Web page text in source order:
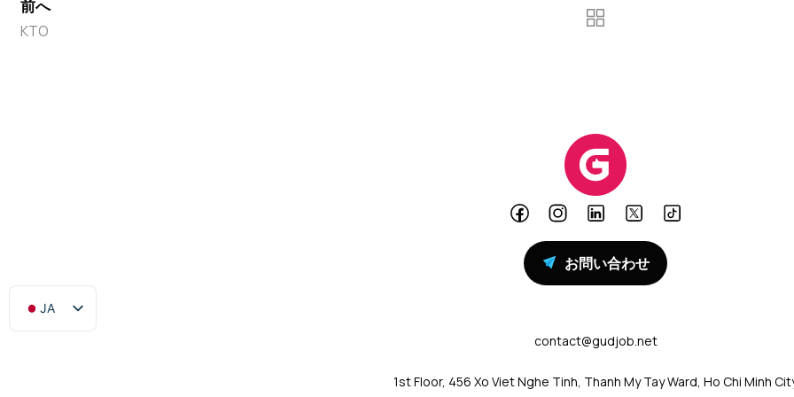
前へ
KTO
お問い合わせ
JA
contact@gudjob.net
1st Floor, 456 Xo Viet Nghe Tinh, Thanh My Tay Ward, Ho Chi Minh